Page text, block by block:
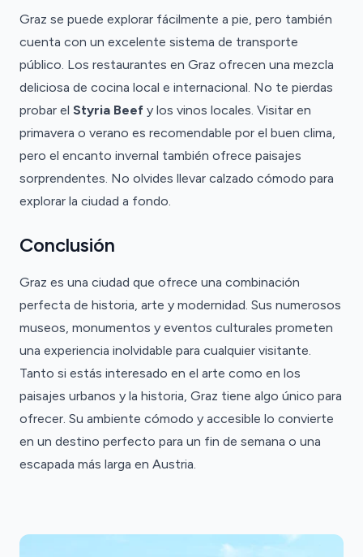
Graz se puede explorar fácilmente a pie, pero también
cuenta con un excelente sistema de transporte
público. Los restaurantes en Graz ofrecen una mezcla
deliciosa de cocina local e internacional. No te pierdas
probar el Styria Beef y los vinos locales. Visitar en
primavera o verano es recomendable por el buen clima,
pero el encanto invernal también ofrece paisajes
sorprendentes. No olvides llevar calzado cómodo para
explorar la ciudad a fondo.
Conclusión
Graz es una ciudad que ofrece una combinación
perfecta de historia, arte y modernidad. Sus numerosos
museos, monumentos y eventos culturales prometen
una experiencia inolvidable para cualquier visitante.
Tanto si estás interesado en el arte como en los
paisajes urbanos y la historia, Graz tiene algo único para
ofrecer. Su ambiente cómodo y accesible lo convierte
en un destino perfecto para un fin de semana o una
escapada más larga en Austria.